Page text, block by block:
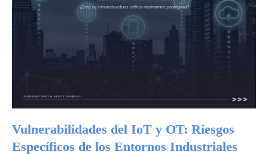
Vulnerabilidades del IoT y OT: Riesgos
Específicos de los Entornos Industriales